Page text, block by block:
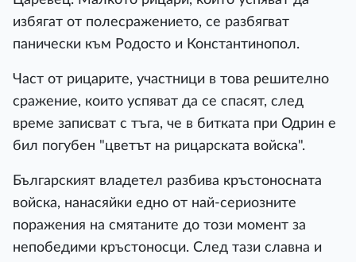
избягат от полесражението, се разбягват
панически към Родосто и Константинопол.
Част от рицарите, участници в това решително
сражение, които успяват да се спасят, след
време записват с тъга, че в битката при Одрин е
бил погубен "цветът на рицарската войска".
Българският владетел разбива кръстоносната
войска, нанасяйки едно от най-сериозните
поражения на смятаните до този момент за
непобедими кръстоносци. След тази славна и